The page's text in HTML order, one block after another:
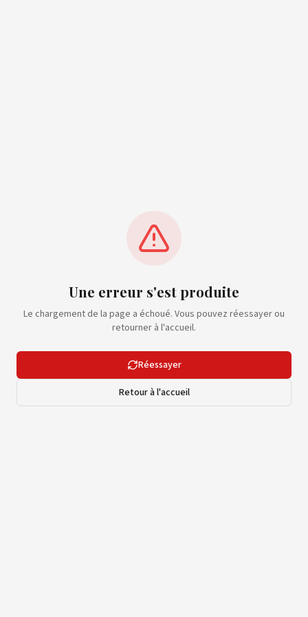
Une erreur s'est produite
Le chargement de la page a échoué. Vous pouvez réessayer ou
retourner à l'accueil.
Réessayer
Retour à l'accueil